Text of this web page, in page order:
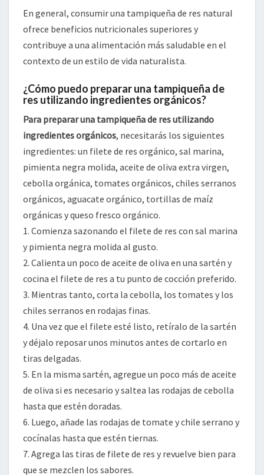
En general, consumir una tampiqueña de res natural
ofrece beneficios nutricionales superiores y
contribuye a una alimentación más saludable en el
contexto de un estilo de vida naturalista.
¿Cómo puedo preparar una tampiqueña de
res utilizando ingredientes orgánicos?
Para preparar una tampiqueña de res utilizando
ingredientes orgánicos, necesitarás los siguientes
ingredientes: un filete de res orgánico, sal marina,
pimienta negra molida, aceite de oliva extra virgen,
cebolla orgánica, tomates orgánicos, chiles serranos
orgánicos, aguacate orgánico, tortillas de maíz
orgánicas y queso fresco orgánico.
1. Comienza sazonando el filete de res con sal marina
y pimienta negra molida al gusto.
2. Calienta un poco de aceite de oliva en una sartén y
cocina el filete de res a tu punto de cocción preferido.
3. Mientras tanto, corta la cebolla, los tomates y los
chiles serranos en rodajas finas.
4. Una vez que el filete esté listo, retíralo de la sartén
y déjalo reposar unos minutos antes de cortarlo en
tiras delgadas.
5. En la misma sartén, agregue un poco más de aceite
de oliva si es necesario y saltea las rodajas de cebolla
hasta que estén doradas.
6. Luego, añade las rodajas de tomate y chile serrano y
cocínalas hasta que estén tiernas.
7. Agrega las tiras de filete de res y revuelve bien para
que se mezclen los sabores.